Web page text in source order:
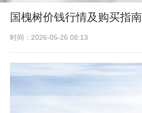
国槐树价钱行情及购买指南
时间：2026-05-26 08:13